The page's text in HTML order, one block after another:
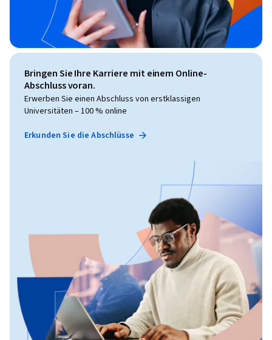
Bringen Sie Ihre Karriere mit einem Online-
Abschluss voran.
Erwerben Sie einen Abschluss von erstklassigen
Universitäten – 100 % online
Erkunden Sie die Abschlüsse